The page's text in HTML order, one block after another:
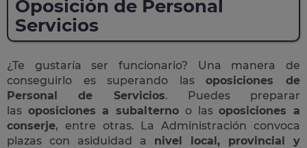
Oposición de Personal
Servicios
¿Te gustaría ser funcionario? Una manera de
conseguirlo es superando lasoposiciones de
Personal de Servicios. Puedes preparar
las oposiciones a subalterno o lasoposiciones a
conserje, entre otras. La Administración convoca
plazas con asiduidad a nivel local, provincial y